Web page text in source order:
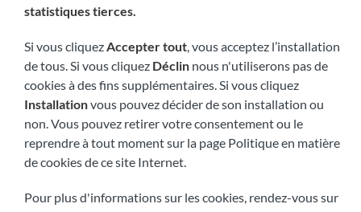
Visitez-nous bientôt à:
statistiques tierces.
Si vous cliquezAccepter tout, vous acceptez l’installation
de tous. Si vous cliquez Déclin nous n'utiliserons pas de
cookies à des fins supplémentaires. Si vous cliquez
Installationvous pouvez décider de son installation ou
non. Vous pouvez retirer votre consentement ou le
reprendre à tout moment sur la page Politique en matière
de cookies de ce site Internet.
Pour plus d'informations sur les cookies, rendez-vous sur